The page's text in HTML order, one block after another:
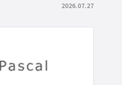
2026.07.27